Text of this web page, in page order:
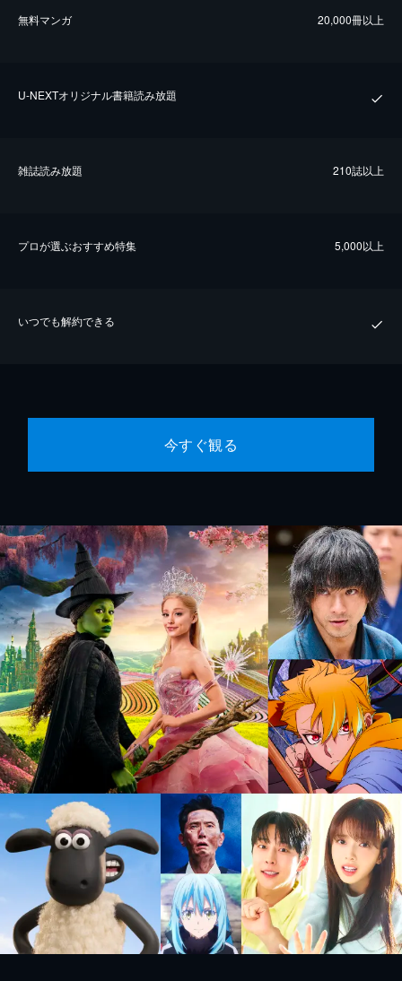
無料マンガ 20,000冊以上
U-NEXTオリジナル書籍読み放題
雑誌読み放題 210誌以上
プロが選ぶおすすめ特集 5,000以上
いつでも解約できる
今すぐ観る